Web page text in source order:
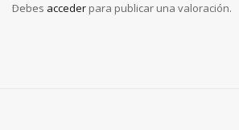
Debes acceder para publicar una valoración.